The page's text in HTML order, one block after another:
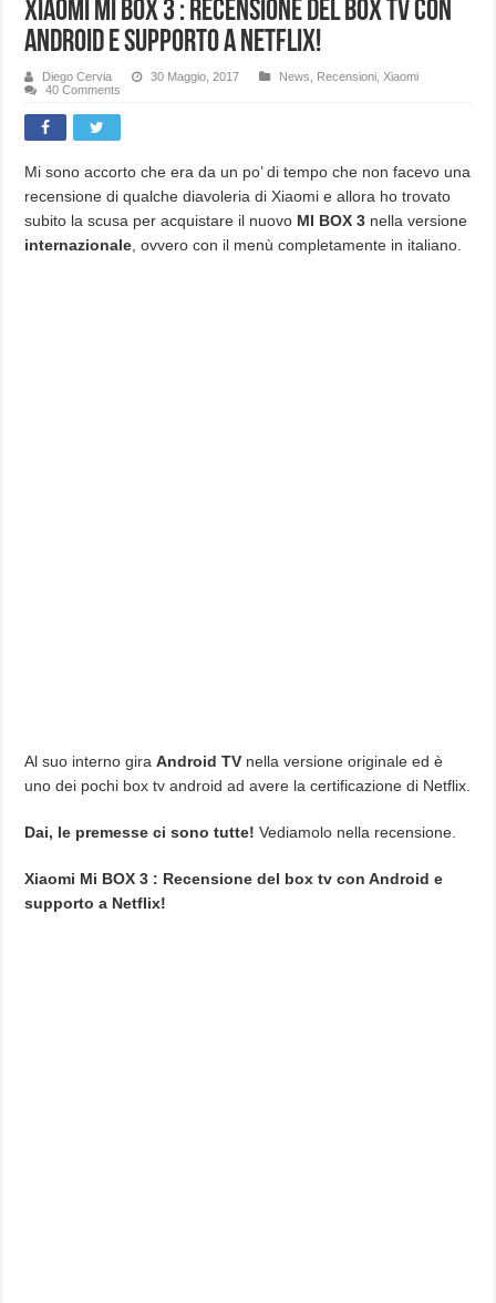
Xiaomi Mi BOX 3 : Recensione del box tv con
Android e supporto a Netflix!
Diego Cervia 30 Maggio, 2017 News Recensioni ,Xiaomi
40 Comments
Mi sono accorto che era da un po’ di tempo che non facevo una
recensione di qualche diavoleria di Xiaomi e allora ho trovato
subito la scusa per acquistare il nuovo MI BOX 3 nella versione
internazionale , ovvero con il menù completamente in italiano.
Al suo interno giraAndroid TV nella versione originale ed è
uno dei pochi box tv android ad avere la certificazione di Netflix.
Dai, le premesse ci sono tutte! Vediamolo nella recensione.
Xiaomi Mi BOX 3 : Recensione del box tv con Android e
supporto a Netflix!